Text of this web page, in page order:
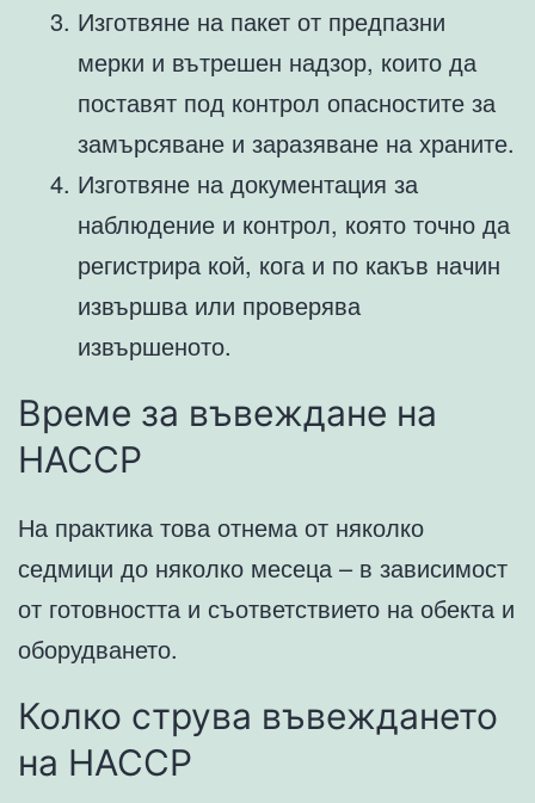
Изготвяне на пакет от предпазни
мерки и вътрешен надзор, които да
поставят под контрол опасностите за
замърсяване и заразяване на храните.
Изготвяне на документация за
наблюдение и контрол, която точно да
регистрира кой, кога и по какъв начин
извършва или проверява
извършеното.
Време за въвеждане на
HACCP
На практика това отнема от няколко
седмици до няколко месеца – в зависимост
от готовността и съответствието на обекта и
оборудването.
Колко струва въвеждането
на HACCP